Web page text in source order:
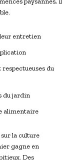
entretien
du
du jardin
alimentaire
la culture
gagne en
Des